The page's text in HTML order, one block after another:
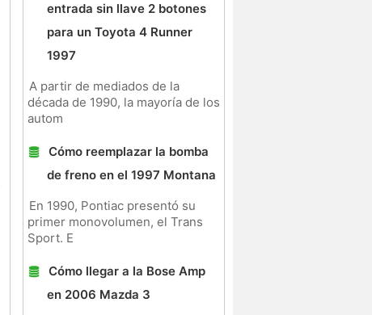
entrada sin llave 2 botones
para un Toyota 4 Runner
1997
A partir de mediados de la
década de 1990, la mayoría de los
autom
Cómo reemplazar la bomba
de freno en el 1997 Montana
En 1990, Pontiac presentó su
primer monovolumen, el Trans
Sport. E
Cómo llegar a la Bose Amp
en 2006 Mazda 3